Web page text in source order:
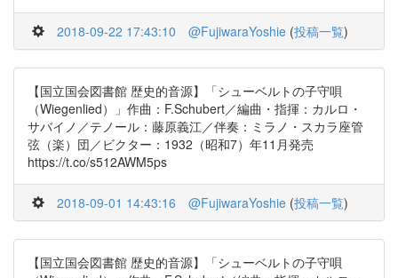
2018-09-22 17:43:10 @FujiwaraYoshie (投稿一覧)
【国立国会図書館 歴史的音源】「シューベルトの子守唄
（Wiegenlied）」作曲：F.Schubert／編曲・指揮：カルロ・
サバイノ／テノール：藤原義江／伴奏：ミラノ・スカラ座管
弦（楽）団／ビクター：1932（昭和7）年11月発売
https://t.co/s512AWM5ps
2018-09-01 14:43:16 @FujiwaraYoshie (投稿一覧)
【国立国会図書館 歴史的音源】「シューベルトの子守唄